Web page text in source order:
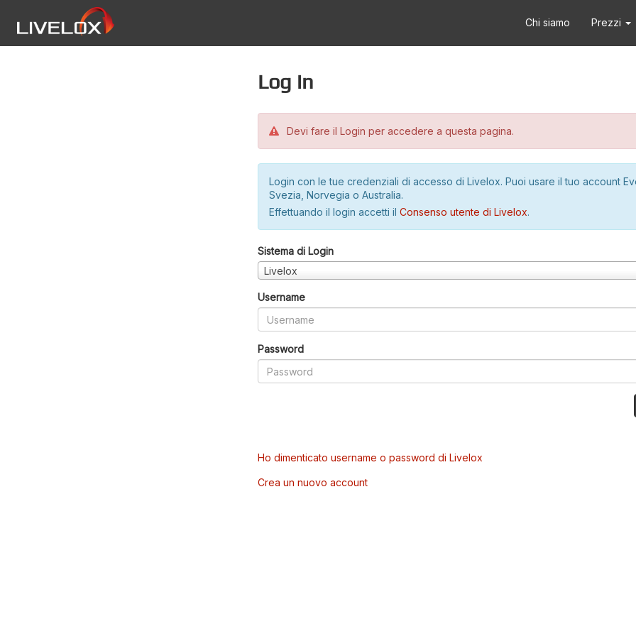
Chi siamo Prezzi
Log in
Devi fare il Login per accedere a questa pagina.
Login con le tue credenziali di accesso di Livelox. Puoi usare il tuo account
Svezia, Norvegia o Australia.
Effettuando il login accetti il Consenso utente di Livelox.
Sistema di Login
Livelox
Username
Password
Ho dimenticato username o password di Livelox
Crea un nuovo account